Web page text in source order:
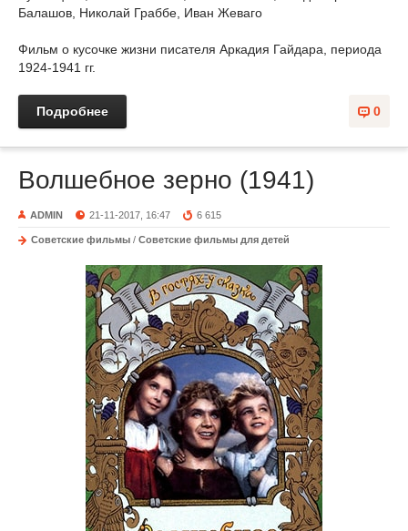
Балашов, Николай Граббе, Иван Жеваго
Фильм о кусочке жизни писателя Аркадия Гайдара, периода
1924-1941 гг.
0
Подробнее
Волшебное зерно (1941)
ADMIN 21-11-2017, 16:47 6 615
Советские фильмы / Советские фильмы для детей